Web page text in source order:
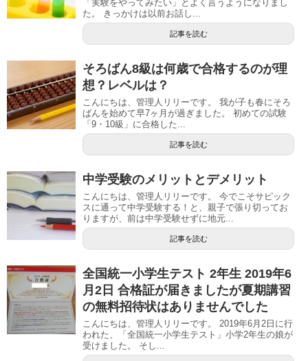
「実験をやってみたい」とよく言うようになりまし
た。 きっかけは以前お話し...
記事を読む
そろばん8級は何歳で合格するのが理
想？レベルは？
こんにちは、管理人リリーです。 我が子も春にそろ
ばんを始めて早7ヶ月が過ぎました。 初めての試験
「9・10級」に合格した...
記事を読む
中学受験のメリットとデメリット
こんにちは、管理人リリーです。 今でこそサピック
スに通って中学受験する！と、親子で張り切ってお
りますが、前は中学受験せずに地元...
記事を読む
全国統一小学生テスト 2年生 2019年6
月2日 合格証が届きましたが夏期講習
の無料招待状はありませんでした
こんにちは、管理人リリーです。 2019年6月2日に行
われた、「全国統一小学生テスト」小学2年生の娘が
受けました。 そし...